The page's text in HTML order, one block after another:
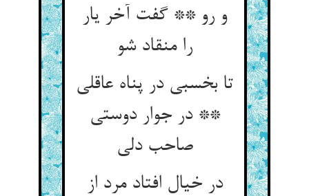
و رو ** گفت آخر یار
را منقاد شو
تا بخسبی در پناه عاقلی
** در جوار دوستی
صاحب دلی‏
در خیال افتاد مرد از